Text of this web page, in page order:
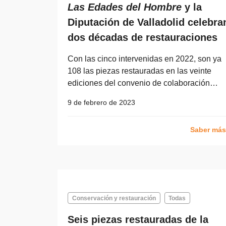
Las Edades del Hombre y la
Diputación de Valladolid
dos décadas de restauraciones
Con las cinco intervenidas en 2022, son ya
108 las piezas restauradas en las veinte
ediciones del convenio de colaboración…
9 de febrero de 2023
Saber
Conservación y restauración Todas
Seis piezas restauradas de la